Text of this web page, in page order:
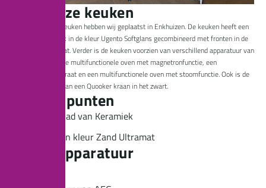
zekeuken
Deze geweldige keuken hebben wij geplaatst in Enkhuizen. De keuken heeft een
blad van keramiek in de kleur Ugento Softglans gecombineerd met fronten in de
kleur zand ultramat. Verder is de keuken voorzien van verschillend apparatuur van
AEG, een compacte multifunctionele oven met magnetronfunctie, een
inbouwkoffieapparaat en een multifunctionele oven met stoomfunctie. Ook is de
keuken voorzien van een Quooker kraan in het zwart.
punten
Keukenblad van Keramiek
Fronten in kleur Zand Ultramat
pparatuur